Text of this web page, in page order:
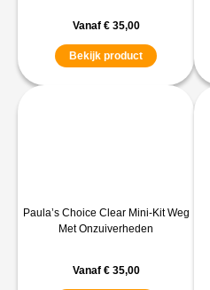
Vanaf €35,00
Bekijk product
Paula’s Choice Clear Mini-Kit Weg
Met Onzuiverheden
Vanaf €35,00